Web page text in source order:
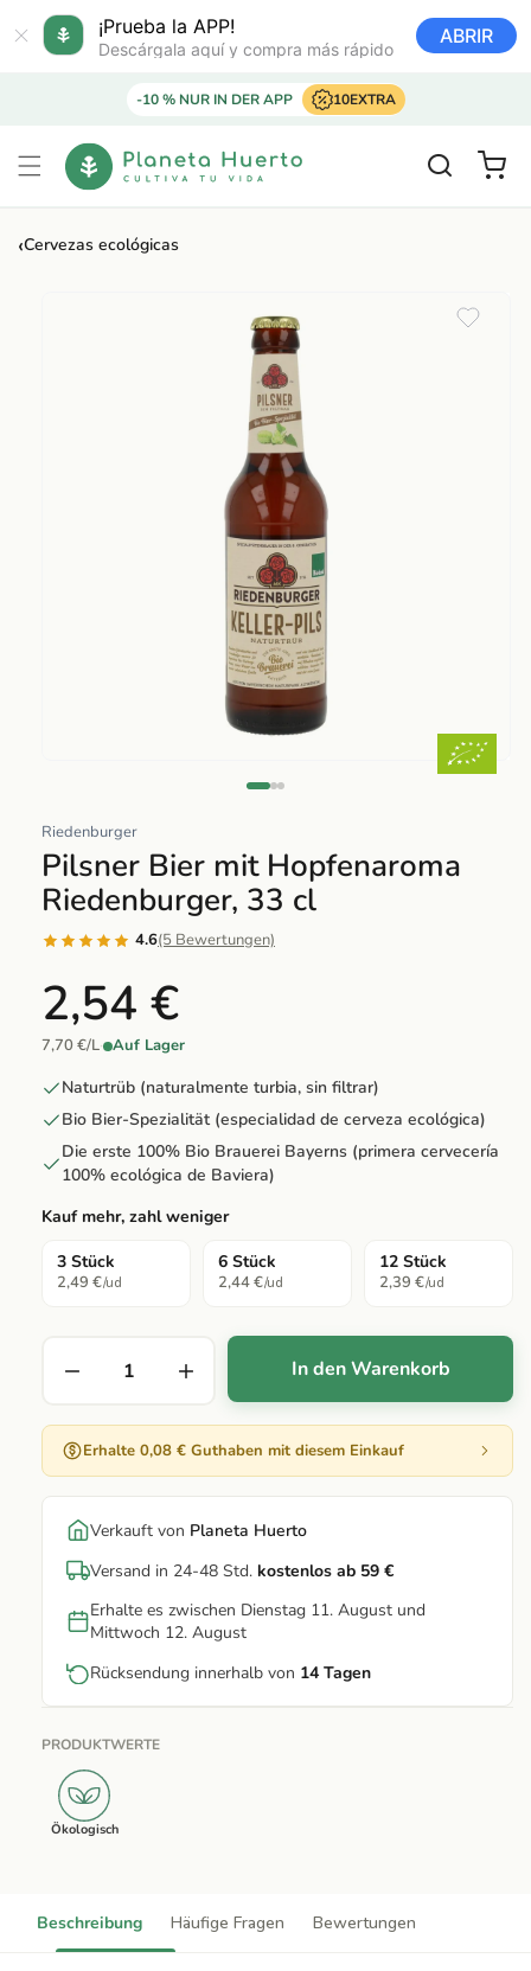
¡Prueba la APP!
Descárgala aquí y compra más rápido
ABRIR
directamente
al contenido
-10 % NUR IN DER APP 10EXTRA
Carrito
‹Cervezas ecológicas
multimedia
1
en
una
ventana
modal
Riedenburger
Pilsner Bier mit Hopfenaroma
Riedenburger, 33 cl
4.6(5 Bewertungen)
2,54 €
7,70 €/L· Auf Lager
Naturtrüb (naturalmente turbia, sin filtrar)
Bio Bier-Spezialität (especialidad de cerveza ecológica)
Die erste 100% Bio Brauerei Bayerns (primera cervecería
100% ecológica de Baviera)
Kauf mehr, zahl weniger
3 Stück
2,49 €/ud
6 Stück
2,44 €/ud
12 Stück
2,39 €/ud
In den Warenkorb
Erhalte 0,08 € Guthaben mit diesem Einkauf
Verkauft von Planeta Huerto
Versand in 24-48 Std. kostenlos ab 59 €
Erhalte es zwischen Dienstag 11. August und
Mittwoch 12. August
Rücksendung innerhalb von 14 Tagen
PRODUKTWERTE
Ökologisch
Beschreibung Häufige Fragen Bewertungen